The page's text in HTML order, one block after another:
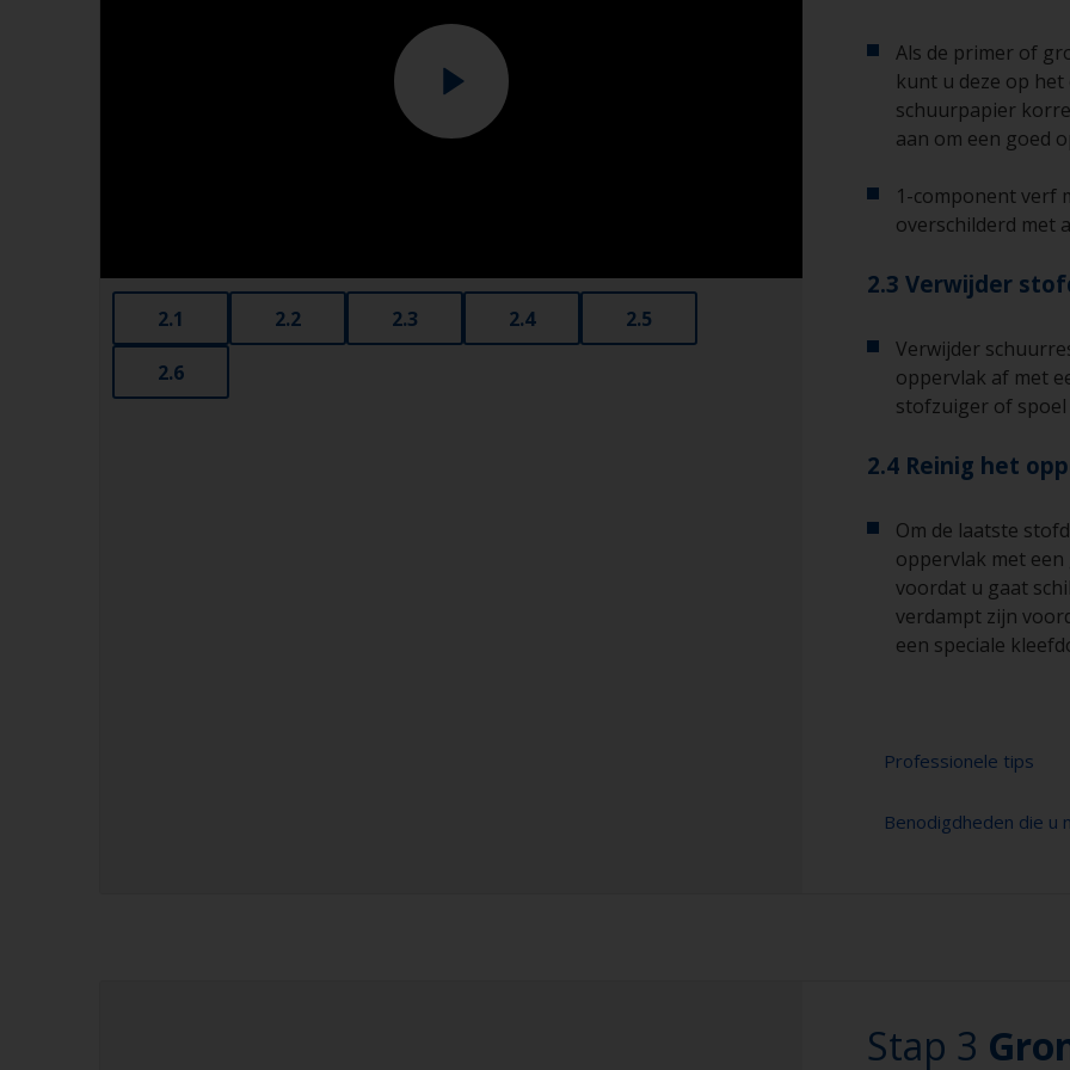
2.1 2.2 2.3 2.4 2.5
2.6
Als de primer of
kunt u deze op
schuurpapier
aan om een goed
1-component verf
overschilderd met
2.3 Verwijder
Verwijder
oppervlak af met
stofzuiger of
2.4 Reinig het
Om de laatste
oppervlak met
voordat u gaat
verdampt zijn
een speciale
Professionele tips
Voorkom dat
met
verfafbijtmiddel
Benodigdheden die u
Stap 3